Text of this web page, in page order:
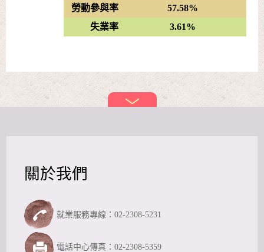
勞動參與率
57.58%
失業率
3.61%
關於我們
就業服務專線：02-2308-5231
電話中心傳真：02-2308-5359